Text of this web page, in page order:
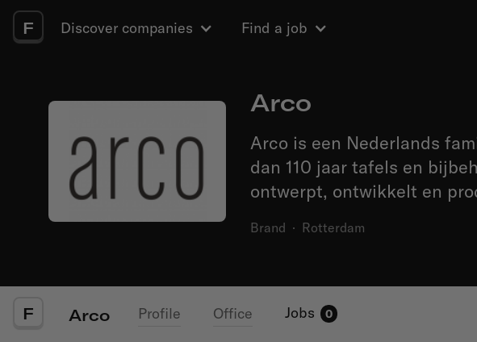
F Discover companies Find a job
Arco
Arco is een Nederlands
dan 110 jaar tafels en
ontwerpt, ontwikkelt en
Brand · Rotterdam
F Arco Profile Office Jobs 0